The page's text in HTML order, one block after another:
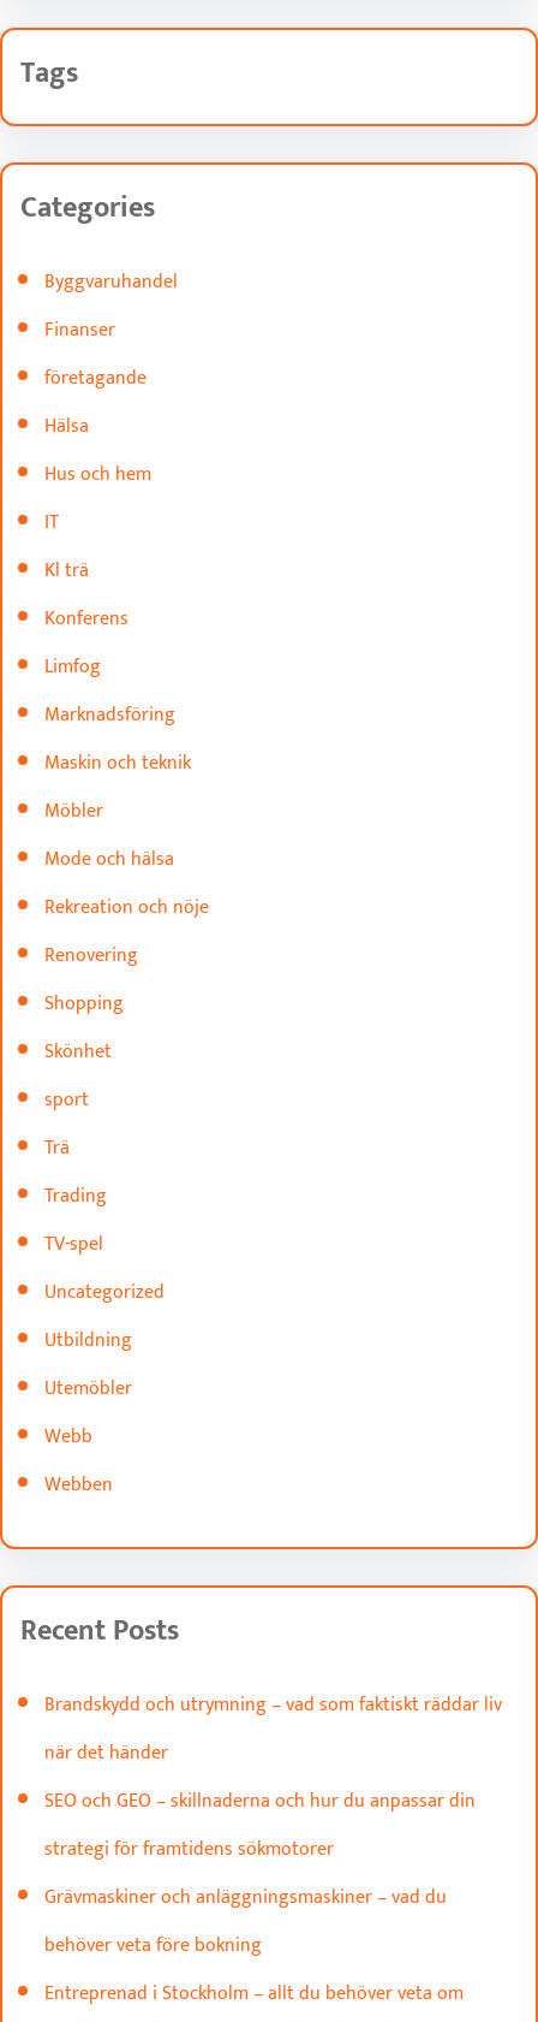
Tags
Categories
Byggvaruhandel
Finanser
företagande
Hälsa
Hus och hem
IT
Kl trä
Konferens
Limfog
Marknadsföring
Maskin och teknik
Möbler
Mode och hälsa
Rekreation och nöje
Renovering
Shopping
Skönhet
sport
Trä
Trading
TV-spel
Uncategorized
Utbildning
Utemöbler
Webb
Webben
Recent Posts
Brandskydd och utrymning – vad som faktiskt räddar liv
när det händer
SEO och GEO – skillnaderna och hur du anpassar din
strategi för framtidens sökmotorer
Grävmaskiner och anläggningsmaskiner – vad du
behöver veta före bokning
Entreprenad i Stockholm – allt du behöver veta om